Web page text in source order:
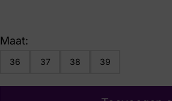
Maat:
36 37 38 39